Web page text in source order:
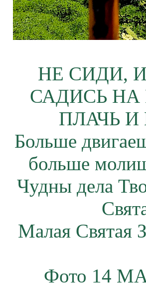
НЕ СИДИ,
САДИСЬ НА
ПЛАЧЬ
Больше
больше
Чудны дела
Малая Святая
Фото 14